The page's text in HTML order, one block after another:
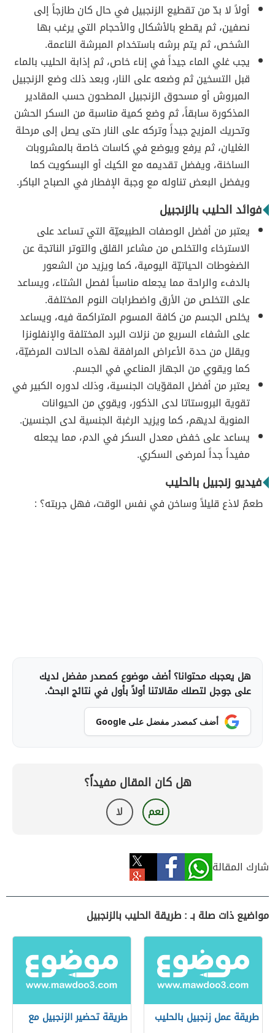
أولاً لا بدّ من تقطيع الزنجبيل في حال كان طازجاً إلى
نصفين، ثم يقطع بالأشكال والأحجام التي يرغب بها
الشخص، ثم يتم برشه باستخدام المبرشة الناعمة.
يجب غلي الماء جيداً في إناء خاص، ثم إذابة الحليب بالماء
قبل التسخين ثم وضعه على النار، وبعد ذلك وضع الزنجبيل
المبروش أو مسحوق الزنجبيل المطحون حسب المقادير
المذكورة سابقاً، ثم وضع كمية مناسبة من السكر الحشن
وتحريك المزيج جيداً وتركه على النار حتى يصل إلى مرحلة
الغليان، ثم يرفع ويوضع في كاسات خاصة بالمشروبات
الساخنة، ويفضل تقديمه مع الكيك أو البسكويت كما
ويفضل البعض تناوله مع وجبة الإفطار في الصباح الباكر.
فوائد الحليب بالزنجبيل
يعتبر من أفضل الوصفات الطبيعيّة التي تساعد على
الاسترخاء والتخلص من مشاعر القلق والتوتر الناتجة عن
الضغوطات الحياتيّة اليومية، كما ويزيد من الشعور
بالدفء والراحة مما يجعله مناسباً لفصل الشتاء، ويساعد
على التخلص من الأرق واضطرابات النوم المختلفة.
يخلص الجسم من كافة المسوم المتراكمة فيه، ويساعد
على الشفاء السريع من نزلات البرد المختلفة والإنفلونزا
ويقلل من حدة الأعراض المرافقة لهذه الحالات المرضيّة،
كما ويقوي من الجهاز المناعي في الجسم.
يعتبر من أفضل المقوّيات الجنسية، وذلك لدوره الكبير في
تقوية البروستاتا لدى الذكور، ويقوي من الحيوانات
المنوية لديهم، كما ويزيد الرغبة الجنسية لدى الجنسين.
يساعد على خفض معدل السكر في الدم، مما يجعله
مفيداً جداً لمرضى السكري.
فيديو زنجبيل بالحليب
طعمٌ لاذع قليلاً وساخن في نفس الوقت، فهل جربته؟ :
هل يعجبك محتوانا؟ أضف موضوع كمصدر مفضل لديك
على جوجل لتصلك مقالاتنا أولاً بأول في نتائج البحث.
أضف كمصدر مفضل على Google
هل كان المقال مفيداً؟
نعم لا
شارك المقالة
مواضيع ذات صلة بـ : طريقة الحليب بالزنجبيل
طريقة عمل زنجبيل بالحليب
طريقة تحضير الزنجبيل مع